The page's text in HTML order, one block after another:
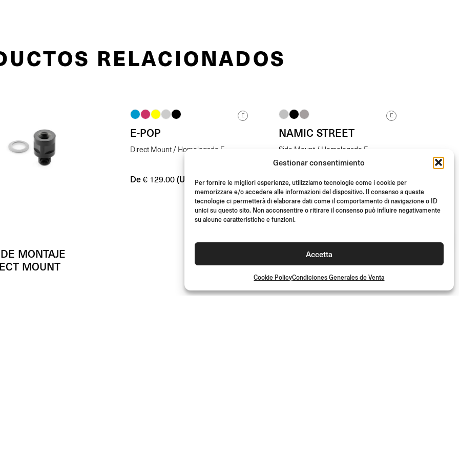
Gestionar consentimiento
Per fornire le migliori esperienze, utilizziamo tecnologie come i cookie per
memorizzare e/o accedere alle informazioni del dispositivo. Il consenso a queste
tecnologie ci permetterà di elaborare dati come il comportamento di navigazione o ID
unici su questo sito. Non acconsentire o ritirare il consenso può influire negativamente
su alcune caratteristiche e funzioni.
Accetta
Cookie PolicyCondiciones Generales de Venta
RELACIONADOS
MONTAJE
MOUNT
E
E-POP
Direct Mount / Homologado E
De € 129.00 (Unid.)
E
NAMIC STREET
Side Mount / Homologado E
De €269.00 (Unid.)